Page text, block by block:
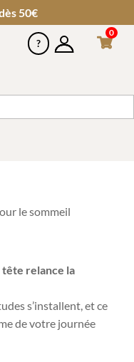
50€
0
le sommeil
relance la
s’installent, et ce
de votre journée